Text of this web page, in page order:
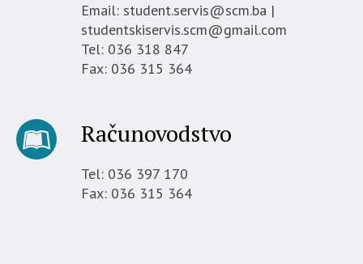
Email: student.servis@scm.ba |
studentskiservis.scm@gmail.com
Tel: 036 318 847
Fax: 036 315 364
Računovodstvo
Tel: 036 397 170
Fax: 036 315 364